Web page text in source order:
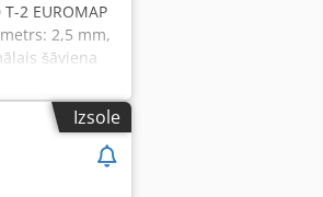
2 EUROMAP
2,5 mm,
šāviena
skaits: 3,4
Izsole